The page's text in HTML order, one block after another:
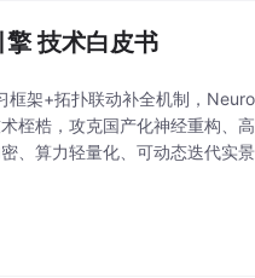
技术白皮书
架+拓扑联动补全机制，
桎梏，攻克国产化神经重构、
、算力轻量化、可动态迭代实